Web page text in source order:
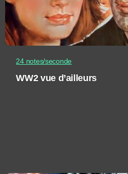
24 notes/seconde
WW2 vue d’ailleurs